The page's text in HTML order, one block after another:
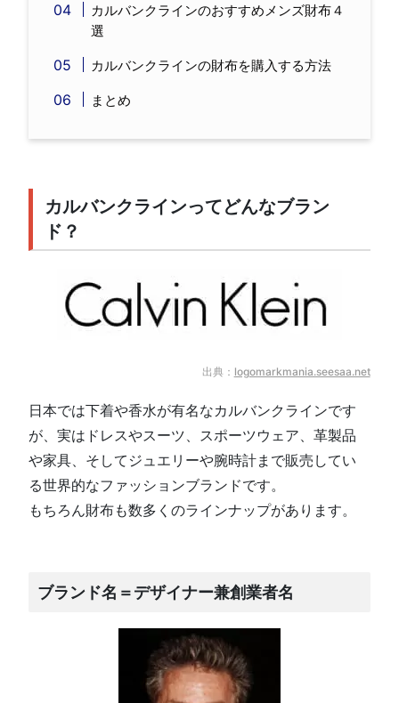
カルバンクラインのおすすめメンズ財布４
選
カルバンクラインの財布を購入する方法
まとめ
カルバンクラインってどんなブラン
ド？
出典： logomarkmania.seesaa.net
日本では下着や香水が有名なカルバンクラインです
が、実はドレスやスーツ、スポーツウェア、革製品
や家具、そしてジュエリーや腕時計まで販売してい
る世界的なファッションブランドです。
もちろん財布も数多くのラインナップがあります。
ブランド名＝デザイナー兼創業者名